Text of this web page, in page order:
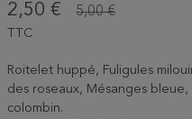
2,50 € 5,00 €
TTC
Roitelet huppé, Fuligules
des roseaux, Mésanges
colombin.